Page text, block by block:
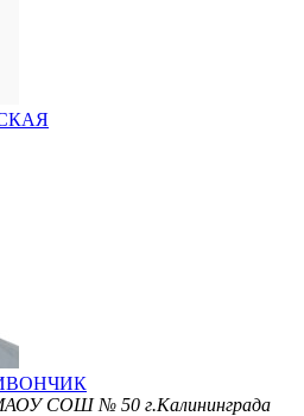
СОШ № 50 г.Калининграда